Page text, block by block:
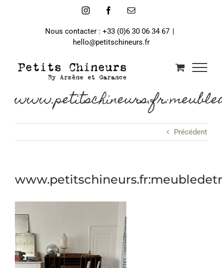
InstagramFacebookEmail
Nous contacter : +33 (0)6 30 06 34 67 |
hello@petitschineurs.fr
Précédent